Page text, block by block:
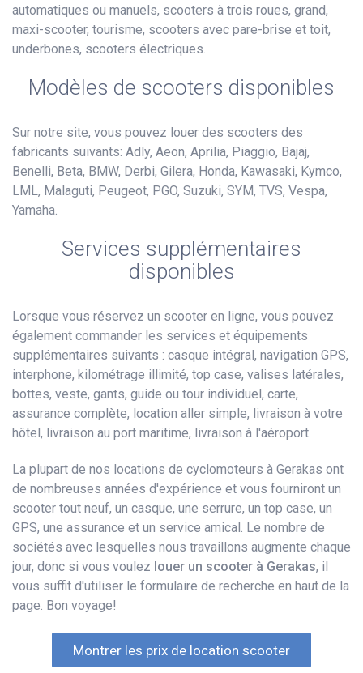
automatiques ou manuels, scooters à trois roues, grand,
maxi-scooter, tourisme, scooters avec pare-brise et toit,
underbones, scooters électriques.
Modèles de scooters disponibles
Sur notre site, vous pouvez louer des scooters des
fabricants suivants: Adly, Aeon, Aprilia, Piaggio, Bajaj,
Benelli, Beta, BMW, Derbi, Gilera, Honda, Kawasaki, Kymco,
LML, Malaguti, Peugeot, PGO, Suzuki, SYM, TVS, Vespa,
Yamaha.
Services supplémentaires
disponibles
Lorsque vous réservez un scooter en ligne, vous pouvez
également commander les services et équipements
supplémentaires suivants : casque intégral, navigation GPS,
interphone, kilométrage illimité, top case, valises latérales,
bottes, veste, gants, guide ou tour individuel, carte,
assurance complète, location aller simple, livraison à votre
hôtel, livraison au port maritime, livraison à l'aéroport.
La plupart de nos locations de cyclomoteurs à Gerakas ont
de nombreuses années d'expérience et vous fourniront un
scooter tout neuf, un casque, une serrure, un top case, un
GPS, une assurance et un service amical. Le nombre de
sociétés avec lesquelles nous travaillons augmente chaque
jour, donc si vous voulez louer un scooter à Gerakas, il
vous suffit d'utiliser le formulaire de recherche en haut de la
page. Bon voyage!
Montrer les prix de location scooter